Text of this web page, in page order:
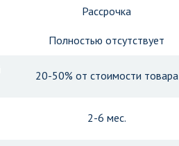
Рассрочка
Полностью отсутствует
20-50% от стоимости товара
2-6 мес.